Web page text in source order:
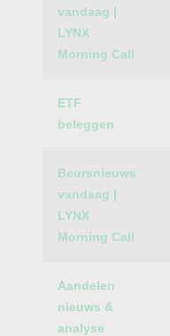
vandaag |
LYNX
Morning Call
ETF
beleggen
Beursnieuws
vandaag |
LYNX
Morning Call
Aandelen
nieuws &
analyse